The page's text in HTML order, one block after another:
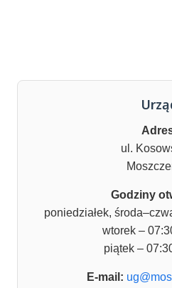
ul.
Godziny
poniedziałek,
wtorek –
piątek –
E-mail: